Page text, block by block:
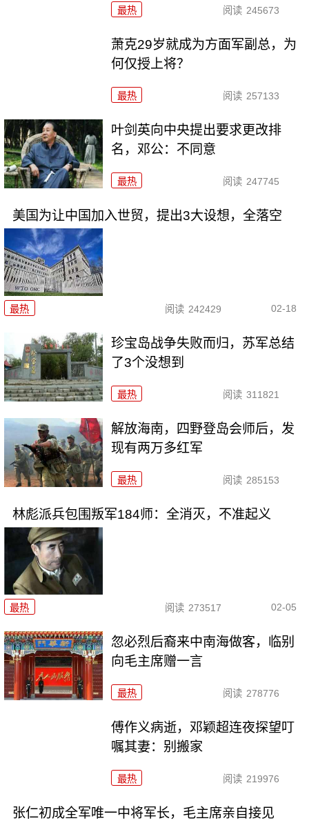
最热 阅读 245673
萧克29岁就成为方面军副总，为
何仅授上将？
最热 阅读 257133
叶剑英向中央提出要求更改排
名，邓公：不同意
最热 阅读 247745
美国为让中国加入世贸，提出3大设想，全落空
最热 阅读 242429 02-18
珍宝岛战争失败而归，苏军总结
了3个没想到
最热 阅读 311821
解放海南，四野登岛会师后，发
现有两万多红军
最热 阅读 285153
林彪派兵包围叛军184师：全消灭，不准起义
最热 阅读 273517 02-05
忽必烈后裔来中南海做客，临别
向毛主席赠一言
最热 阅读 278776
傅作义病逝，邓颖超连夜探望叮
嘱其妻：别搬家
最热 阅读 219976
张仁初成全军唯一中将军长，毛主席亲自接见